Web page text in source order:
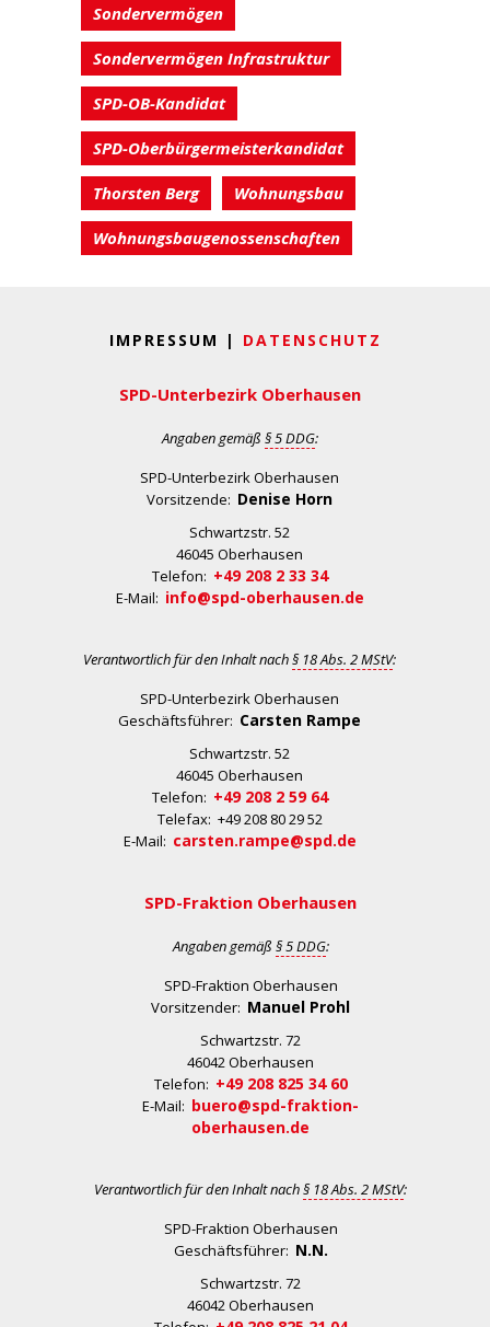
Sondervermögen
Sondervermögen Infrastruktur
SPD-OB-Kandidat
SPD-Oberbürgermeisterkandidat
Thorsten Berg Wohnungsbau
Wohnungsbaugenossenschaften
IMPRESSUM | DATENSCHUTZ
SPD-Unterbezirk Oberhausen
Angaben gemäß § 5 DDG:
SPD-Unterbezirk Oberhausen
Vorsitzende: Denise Horn
Schwartzstr. 52
46045 Oberhausen
Telefon: +49 208 2 33 34
E-Mail: info@spd-oberhausen.de
Verantwortlich für den Inhalt nach§ 18 Abs. 2 MStV:
SPD-Unterbezirk Oberhausen
Geschäftsführer: Carsten Rampe
Schwartzstr. 52
46045 Oberhausen
Telefon: +49 208 2 59 64
Telefax: +49 208 80 29 52
E-Mail: carsten.rampe@spd.de
SPD-Fraktion Oberhausen
Angaben gemäß § 5 DDG:
SPD-Fraktion Oberhausen
Vorsitzender: Manuel Prohl
Schwartzstr. 72
46042 Oberhausen
Telefon: +49 208 825 34 60
E-Mail: buero@spd-fraktion-
oberhausen.de
Verantwortlich für den Inhalt nach§ 18 Abs. 2 MStV:
SPD-Fraktion Oberhausen
Geschäftsführer: N.N.
Schwartzstr. 72
46042 Oberhausen